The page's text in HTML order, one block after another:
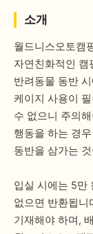
소개
월드니스오토캠
자연친화적인 캠
반려동물 동반
케이지 사용이
수 없으니 주의
행동을 하는 경
동반을 삼가는
입실 시에는 5만
없으면 반환됩니
기재해야 하며,